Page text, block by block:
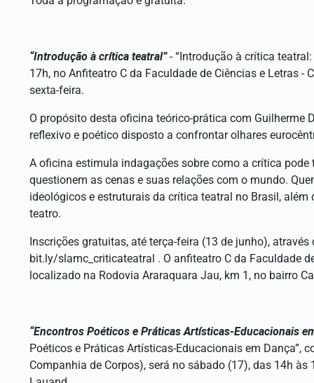
“Introdução à crítica teatral”- “Introdução à crítica
17h, no Anfiteatro C da Faculdade de Ciências e Letras -
sexta-feira.
O propósito desta oficina teórico-prática com
reflexivo e poético disposto a confrontar olhares
A oficina estimula indagações sobre como a crítica
questionem as cenas e suas relações com o mundo.
ideológicos e estruturais da crítica teatral no Brasil,
teatro.
Inscrições gratuitas, até terça-feira (13 de junho),
bit.ly/slamc_criticateatral . O anfiteatro C da Faculdade
localizado na Rodovia Araraquara Jau, km 1, no bairro
“Encontros Poéticos e Práticas Artísticas-Educacionais
Poéticos e Práticas Artísticas-Educacionais em Dança”,
Companhia de Corpos), será no sábado (17), das 14h